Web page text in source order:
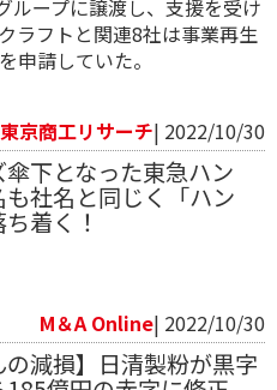
ループに譲渡し、支援を受け
ラフトと関連8社は事業再生
申請していた。
東京商工リサーチ| 2022/10/30
傘下となった東急ハン
社名と同じく「ハン
着く！
M＆A Online| 2022/10/30
の減損】日清製粉が黒字